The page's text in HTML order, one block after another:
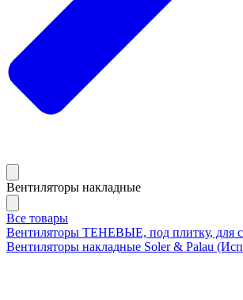
Вентиляторы накладные
Все товары
Вентиляторы ТЕНЕВЫЕ, под плитку, для
Вентиляторы накладные Soler & Palau